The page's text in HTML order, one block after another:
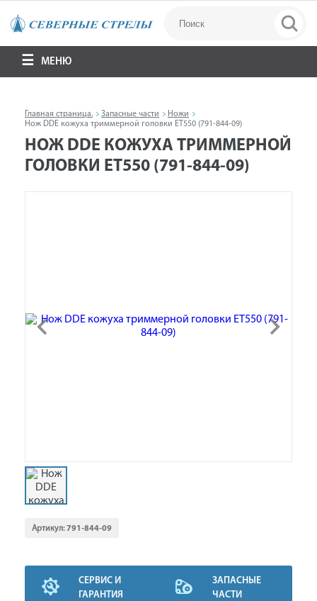
МЕНЮ
Главная страница. Запасные части
Ножи
Нож DDE кожуха триммерной головки ET550 (791-844-09)
НОЖ DDE КОЖУХА ТРИММЕРНОЙ
ГОЛОВКИ ET550 (791-844-09)
Артикул:791-844-09
СЕРВИС И
ГАРАНТИЯ
ЗАПАСНЫЕ
ЧАСТИ